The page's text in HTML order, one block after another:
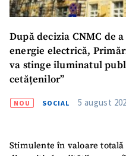
După decizia CNMC de
energie electrică,
va stinge iluminatul
cetățenilor”
NOU SOCIAL 5 august
Stimulente în valoare